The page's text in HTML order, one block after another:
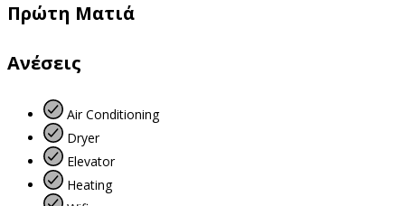
Πρώτη Ματιά
Ανέσεις
Air Conditioning
Dryer
Elevator
Heating